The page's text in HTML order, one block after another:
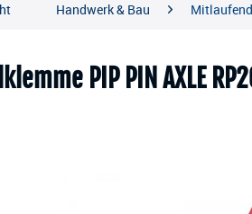
Handwerk & Bau
PIP PIN AXLE